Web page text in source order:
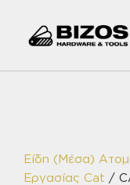
Είδη (Μέσα)
Εργασίας Cat /